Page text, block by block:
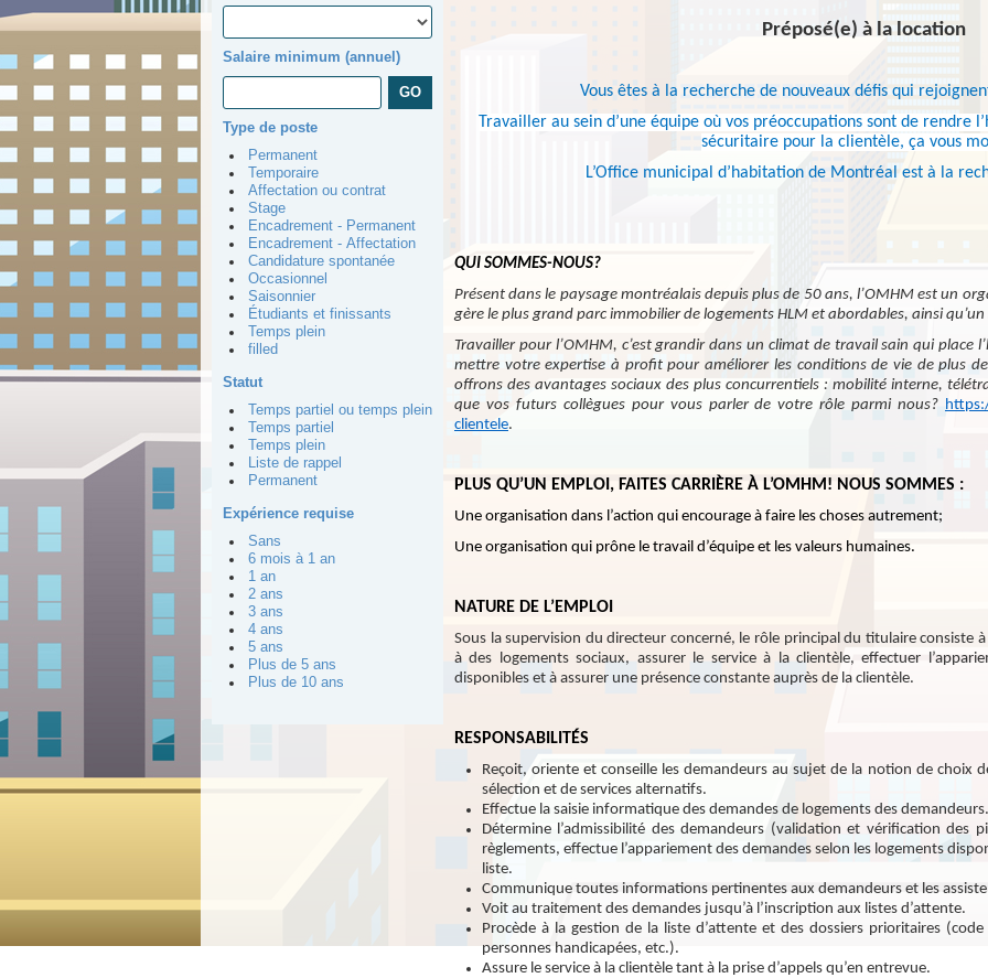
Salaire minimum (annuel)
Type de poste
Permanent
Temporaire
Affectation ou contrat
Stage
Encadrement - Permanent
Encadrement - Affectation
Candidature spontanée
Occasionnel
Saisonnier
Étudiants et finissants
Temps plein
filled
Statut
Temps partiel ou temps plein
Temps partiel
Temps plein
Liste de rappel
Permanent
Expérience requise
Sans
6 mois à 1 an
1 an
2 ans
3 ans
4 ans
5 ans
Plus de 5 ans
Plus de 10 ans
Préposé(e) à la location
Vous êtes à la recherche de nouveaux défis qui
Travailler au sein d’une équipe où vos préoccupations sont de rendre
sécuritaire pour la clientèle, ça vous
L’Office municipal d’habitation de Montréal est à la
QUI SOMMES-NOUS?
Présent dans le paysage montréalais depuis plus de 50 ans, l’OMHM est un
gère le plus grand parc immobilier de logements HLM et abordables, ainsi qu’un
Travailler pour l’OMHM, c’est grandir dans un climat de travail sain qui place
mettre votre expertise à profit pour améliorer les conditions de vie de plus
offrons des avantages sociaux des plus concurrentiels : mobilité interne,
que vos futurs collègues pour vous parler de votre rôle parmi nous?
clientele.
PLUS QU’UN EMPLOI, FAITES CARRIÈRE À L’OMHM! NOUS SOMMES :
Une organisation dans l’action qui encourage à faire les choses autrement;
Une organisation qui prône le travail d’équipe et les valeurs humaines.
NATURE DE L’EMPLOI
Sous la supervision du directeur concerné, le rôle principal du titulaire consiste
à des logements sociaux, assurer le service à la clientèle, effectuer
disponibles et à assurer une présence constante auprès de la clientèle.
RESPONSABILITÉS
Reçoit, oriente et conseille les demandeurs au sujet de la notion de choix
sélection et de services alternatifs.
Effectue la saisie informatique des demandes de logements des demandeurs.
Détermine l’admissibilité des demandeurs (validation et vérification des
règlements, effectue l’appariement des demandes selon les logements
liste.
Communique toutes informations pertinentes aux demandeurs et les
Voit au traitement des demandes jusqu’à l’inscription aux listes d’attente.
Procède à la gestion de la liste d’attente et des dossiers prioritaires
personnes handicapées, etc.).
Assure le service à la clientèle tant à la prise d’appels qu’en entrevue.